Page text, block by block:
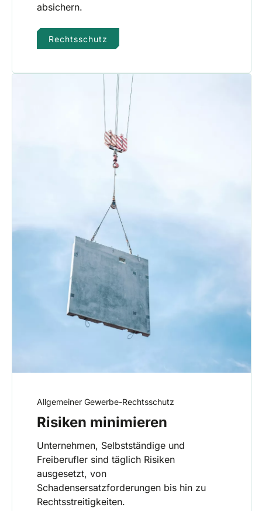
absichern.
Rechtsschutz
Allgemeiner Gewerbe-Rechtsschutz
Risiken minimieren
Unternehmen, Selbstständige und
Freiberufler sind täglich Risiken
ausgesetzt, von
Schadensersatzforderungen bis hin zu
Rechtsstreitigkeiten.